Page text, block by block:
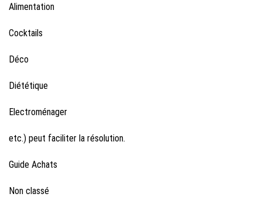
Alimentation
Cocktails
Déco
Diététique
Electroménager
etc.) peut faciliter la résolution.
Guide Achats
Non classé